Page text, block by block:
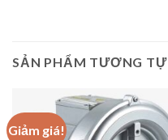
SẢN PHẨM TƯƠNG TỰ
Giảm giá!